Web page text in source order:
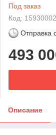
Под заказ
Код:
Отправка
493
Описание